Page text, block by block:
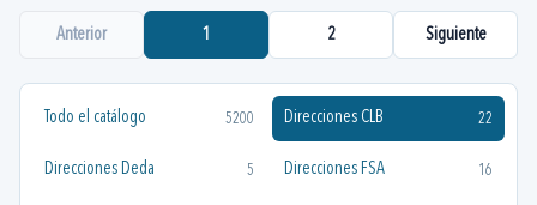
Todo el catálogo 5200 Direcciones CLB 22
Direcciones Deda 5 Direcciones FSA 16
Anterior 1 2 Siguiente